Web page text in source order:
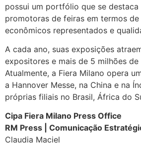
possui um portfólio que se destaca
promotoras de feiras em termos
econômicos representados e
A cada ano, suas exposições
expositores e mais de 5 milhões de
Atualmente, a Fiera Milano opera
a Hannover Messe, na China e na
próprias filiais no Brasil, África do
Cipa Fiera Milano Press Office
RM Press | Comunicação
Claudia Maciel